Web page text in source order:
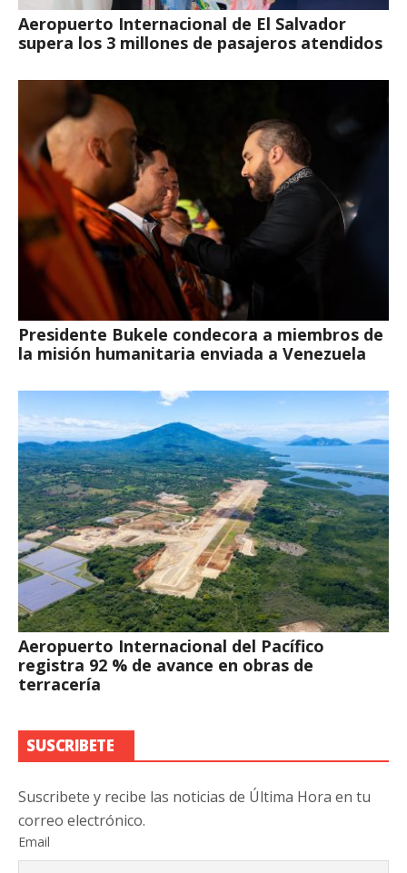
Aeropuerto Internacional de El Salvador
supera los 3 millones de pasajeros atendidos
Presidente Bukele condecora a miembros de
la misión humanitaria enviada a Venezuela
Aeropuerto Internacional del Pacífico
registra 92 % de avance en obras de
terracería
SUSCRIBETE
Suscribete y recibe las noticias de Última Hora en tu
correo electrónico.
Email